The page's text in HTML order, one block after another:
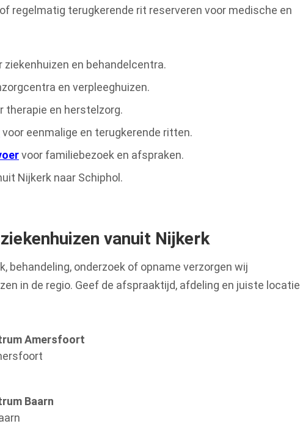
regelmatig terugkerende rit reserveren voor medische en
ziekenhuizen en behandelcentra.
en verpleeghuizen.
therapie en herstelzorg.
voor eenmalige en terugkerende ritten.
voor familiebezoek en afspraken.
Nijkerk naar Schiphol.
vanuit Nijkerk
behandeling, onderzoek of opname verzorgen wij
in de regio. Geef de afspraaktijd, afdeling en juiste locatie
Amersfoort
Baarn